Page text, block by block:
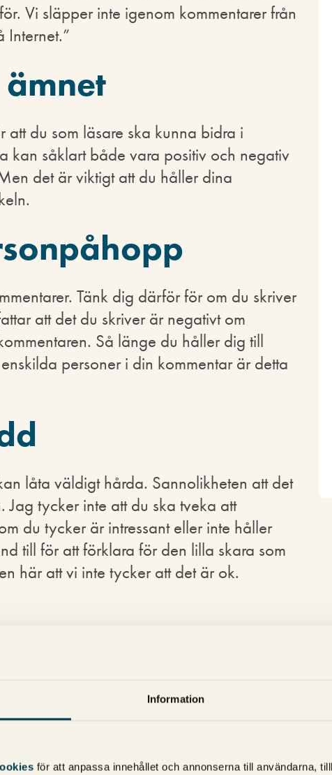
Information
för att anpassa innehållet och annonserna till användarna,
Vi släpper inte igenom kommentarer från
Internet.”
att du som läsare ska kunna bidra i
kan såklart både vara positiv och negativ
det är viktigt att du håller dina
Tänk dig därför för om du skriver
att det du skriver är negativt om
Så länge du håller dig till
personer i din kommentar är detta
låta väldigt hårda. Sannolikheten att det
tycker inte att du ska tveka att
du tycker är intressant eller inte håller
till för att förklara för den lilla skara som
här att vi inte tycker att det är ok.
"Regler för